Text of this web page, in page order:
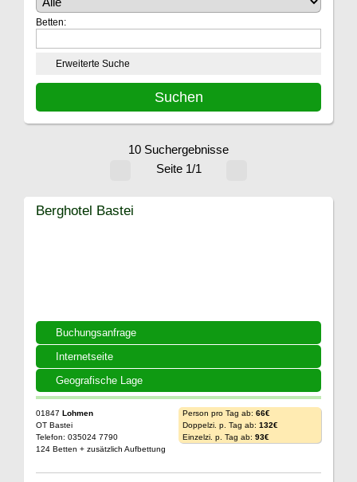
Betten:
Erweiterte Suche
10 Suchergebnisse
Seite 1/1
Buchungsanfrage
Internetseite
Geografische Lage
Berghotel Bastei
01847 Lohmen
OT Bastei
Telefon: 035024 7790
124 Betten + zusätzlich Aufbettung
Person pro Tag ab: 66€
Doppelzi. p. Tag ab: 132€
Einzelzi. p. Tag ab: 93€